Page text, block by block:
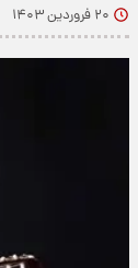
۲۰ فروردین ۱۴۰۳